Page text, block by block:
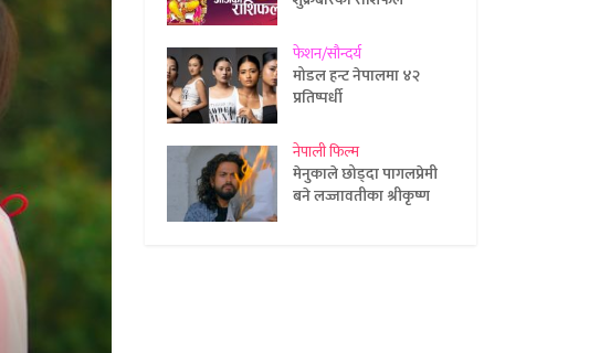
फेशन/सौन्दर्य
मोडल हन्ट नेपालमा ४२
प्रतिष्पर्धी
नेपाली फिल्म
मेनुकाले छोड्दा पागलप्रेमी
बने लज्जावतीका श्रीकृष्ण